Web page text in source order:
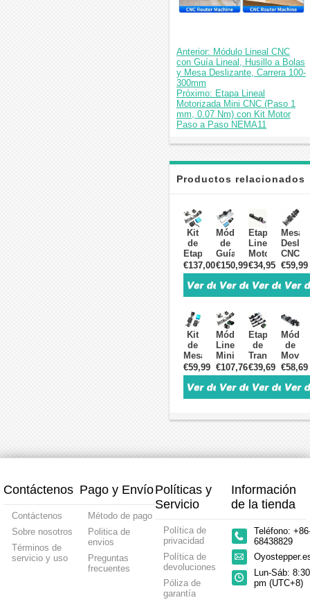
Anterior: Módulo Lineal CNC
con Guía Lineal, Husillo a Bolas
y Mesa Deslizante, Carrera 100-
300mm
Próximo: Etapa Lineal
Motorizada Mini CNC (Paso 1
mm, 0.07 Nm) con Kit Motor
Paso a Paso NEMA11
Productos relacionados
Kit
de
Etapa
Lineal
Motorizada
con
Guía
Carril
y
Husillo
a
Bolas
para
Mesa
CNC
con
Paso
Cerrado
y
€137,00
Módulo
de
Guía
Lineal
CNC
QMF40
con
a
Bolas
Totalmente
Sellado
con
Motor
Paso
a
Paso
Controlador
€150,99
Etapa
Lineal
Motorizada
Mini
CNC
(Paso
1
0.07
Nm)
con
Kit
Motor
Paso
a
Paso
NEMA11
€34,95
Mesa
CNC
de
Doble
Guía
con
a
Bolas
y
Etapa
de
Lineal
(10‑60
kg)
€59,99
Kit
de
Mesa
Deslizante
CNC
Lineal
con
Guía
a
Motor
€59,99
Módulo
Lineal
Mini
con
Husillo
a
Bolas
Mesa
Paso
Nema
(1.2/2/3
Controlador
DM556
€107,76
Etapa
de
Translación
Lineal
Motorizada
Mini
con
Deslizante
Motor
Paso
NEMA11
y
TB6600
€39,69
de
Lineal
CNC
con
a
Motor
Paso
57
€58,69
Contáctenos
Contáctenos
Sobre nosotros
Términos de
servicio y uso
Pago y Envío
Método de pago
Politica de
envios
Preguntas
frecuentes
Políticas y
Servicio
Política de
privacidad
Política de
devoluciones
Póliza de
garantía
Información
de la tienda
Teléfono:
68438829
Lun-Sáb:
pm (UTC+8)